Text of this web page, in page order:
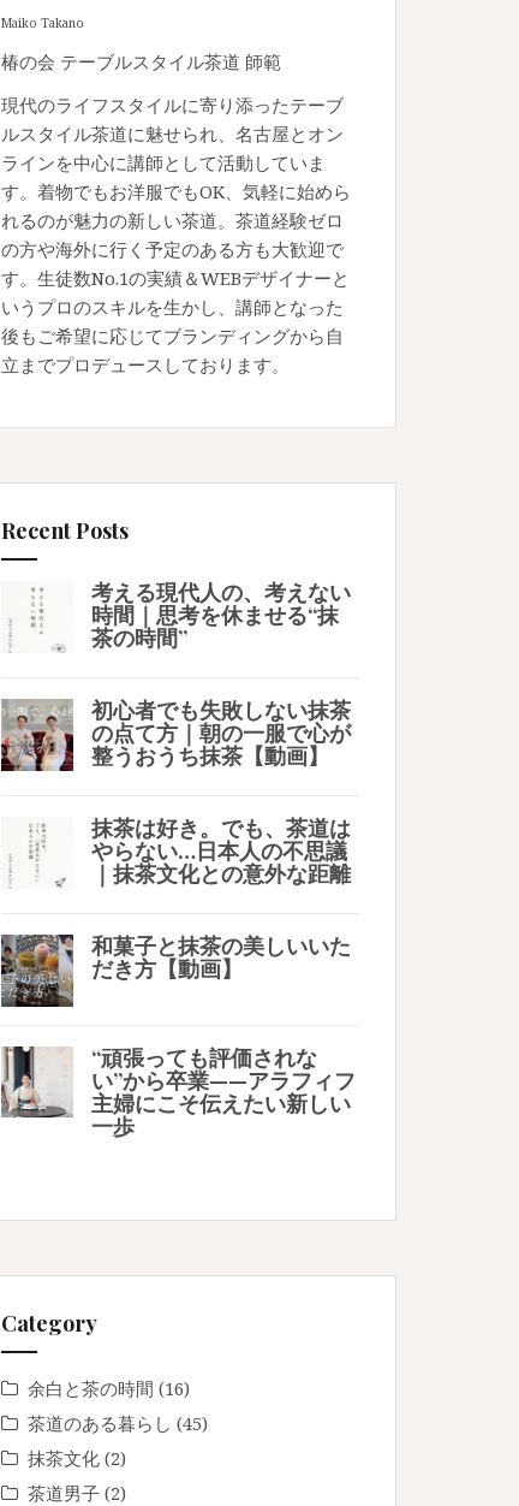
Maiko Takano
椿の会 テーブルスタイル茶道 師範
現代のライフスタイルに寄り添ったテーブ
ルスタイル茶道に魅せられ、名古屋とオン
ラインを中心に講師として活動していま
す。着物でもお洋服でもOK、気軽に始めら
れるのが魅力の新しい茶道。茶道経験ゼロ
の方や海外に行く予定のある方も大歓迎で
す。生徒数No.1の実績＆WEBデザイナーと
いうプロのスキルを生かし、講師となった
後もご希望に応じてブランディングから自
立までプロデュースしております。
Recent Posts
考える現代人の、考えない
時間｜思考を休ませる“抹
茶の時間”
初心者でも失敗しない抹茶
の点て方｜朝の一服で心が
整うおうち抹茶【動画】
抹茶は好き。でも、茶道は
やらない…日本人の不思議
｜抹茶文化との意外な距離
和菓子と抹茶の美しいいた
だき方【動画】
“頑張っても評価されな
い”から卒業——アラフィフ
主婦にこそ伝えたい新しい
一歩
Category
余白と茶の時間 (16)
茶道のある暮らし (45)
抹茶文化 (2)
茶道男子 (2)